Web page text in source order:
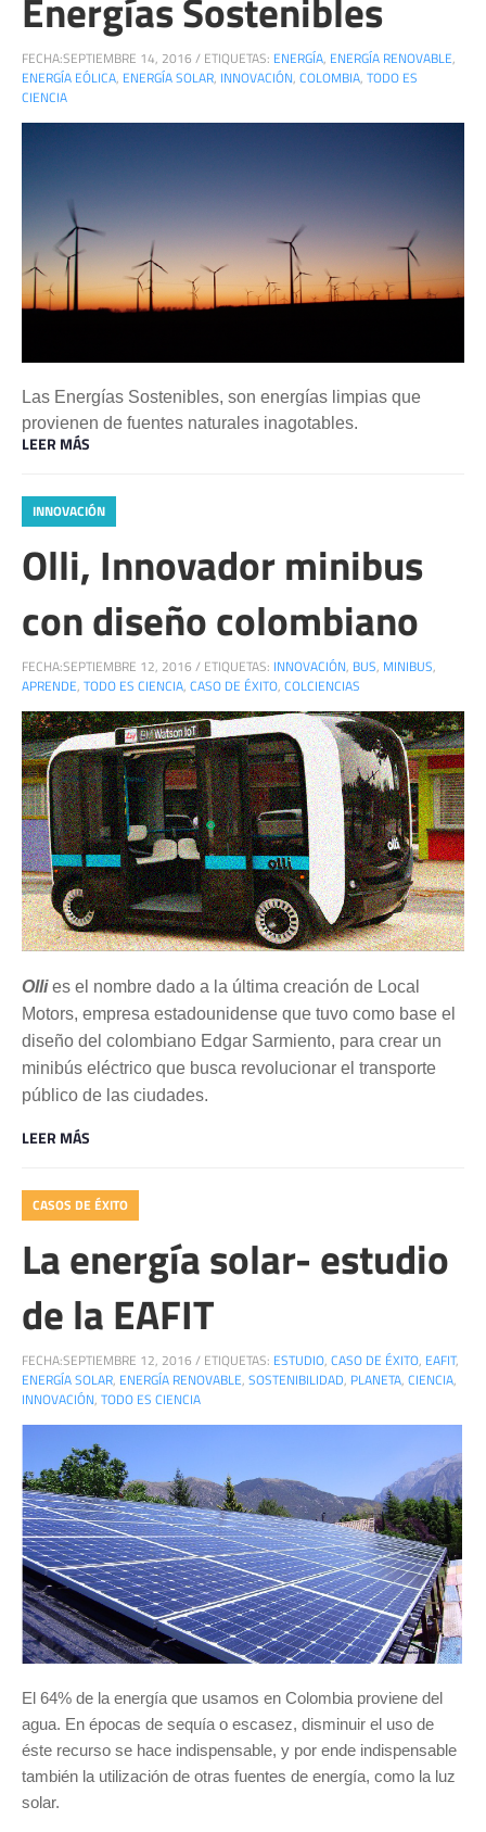
FECHA:SEPTIEMBRE 14, 2016 / ETIQUETAS: ENERGÍA, ENERGÍA RENOVABLE,
ENERGÍA EÓLICA, ENERGÍA SOLAR, INNOVACIÓN, COLOMBIA, TODO ES
CIENCIA
Las Energías Sostenibles, son energías limpias que
provienen de fuentes naturales inagotables.
LEER MÁS
INNOVACIÓN
Olli, Innovador minibus
con diseño colombiano
FECHA:SEPTIEMBRE 12, 2016 / ETIQUETAS: INNOVACIÓN, BUS, MINIBUS,
APRENDE, TODO ES CIENCIA, CASO DE ÉXITO, COLCIENCIAS
Ollies el nombre dado a la última creación de Local
Motors, empresa estadounidense que tuvo como base el
diseño del colombiano Edgar Sarmiento, para crear un
minibús eléctrico que busca revolucionar el transporte
público de las ciudades.
LEER MÁS
CASOS DE ÉXITO
La energía solar- estudio
de la EAFIT
FECHA:SEPTIEMBRE 12, 2016 / ETIQUETAS: ESTUDIO, CASO DE ÉXITO, EAFIT,
ENERGÍA SOLAR, ENERGÍA RENOVABLE, SOSTENIBILIDAD, PLANETA, CIENCIA,
INNOVACIÓN, TODO ES CIENCIA
El 64% de la energía que usamos en Colombia proviene del
agua. En épocas de sequía o escasez, disminuir el uso de
éste recurso se hace indispensable, y por ende indispensable
también la utilización de otras fuentes de energía, como la luz
solar.